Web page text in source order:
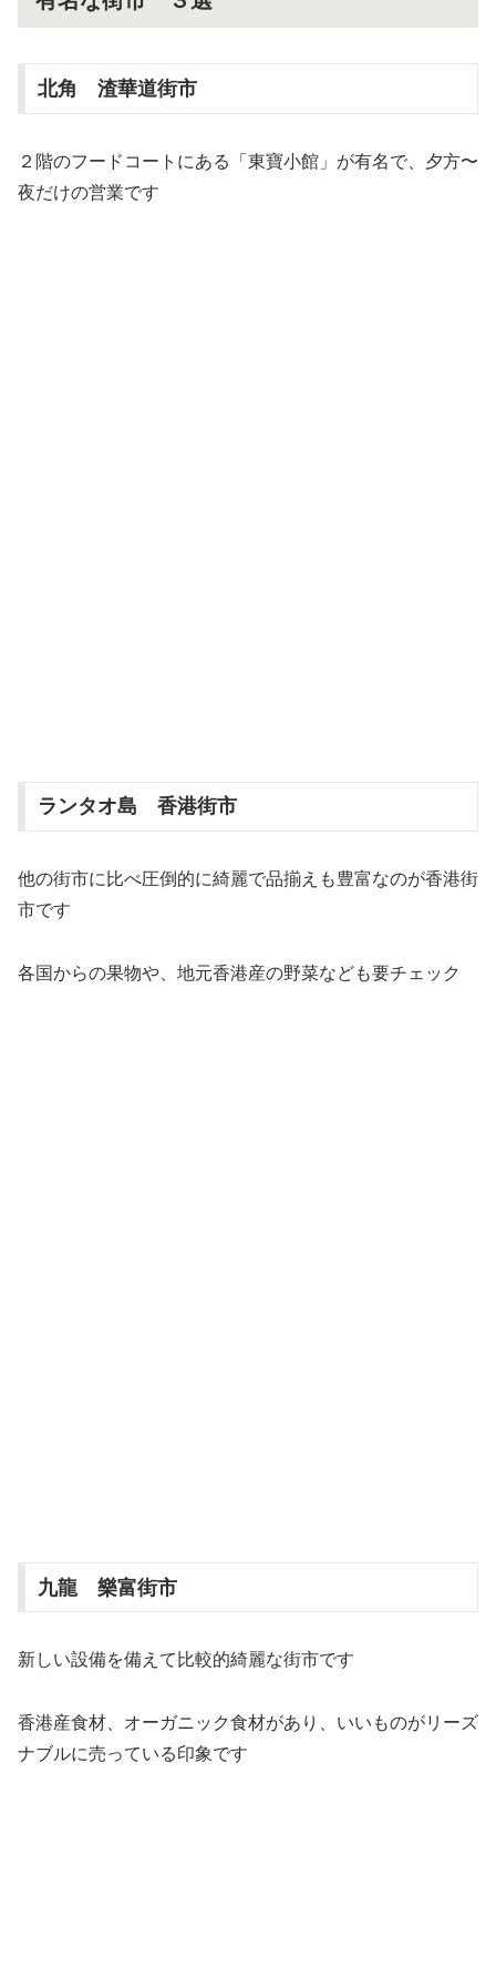
北角 渣華道街市
２階のフードコートにある「東寶小館」が有名で、夕方〜
夜だけの営業です
ランタオ島 香港街市
他の街市に比べ圧倒的に綺麗で品揃えも豊富なのが香港街
市です
各国からの果物や、地元香港産の野菜なども要チェック
九龍 樂富街市
新しい設備を備えて比較的綺麗な街市です
香港産食材、オーガニック食材があり、いいものがリーズ
ナブルに売っている印象です